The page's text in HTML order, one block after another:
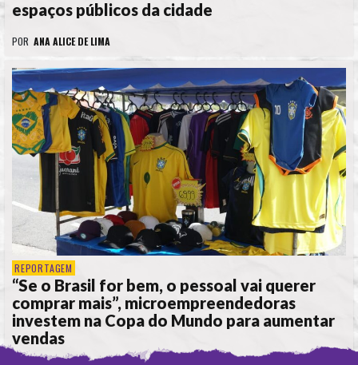
espaços públicos da cidade
POR ANA ALICE DE LIMA
REPORTAGEM
“Se o Brasil for bem, o pessoal vai querer
comprar mais”, microempreendedoras
investem na Copa do Mundo para aumentar
vendas